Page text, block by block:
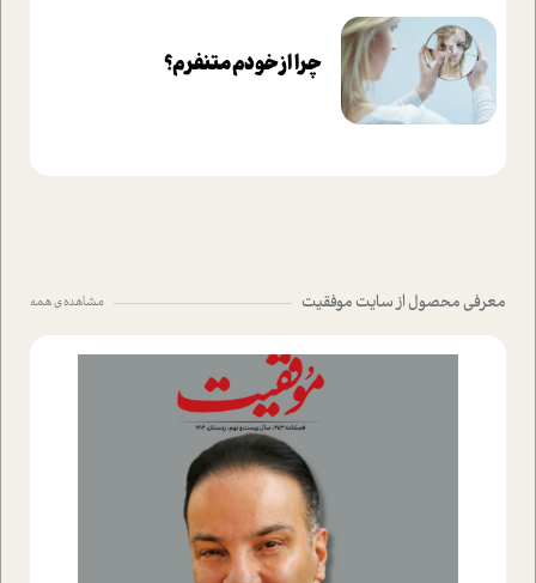
چرا از خودم متنفرم؟
معرفی محصول از سایت موفقیت مشاهده ی همه